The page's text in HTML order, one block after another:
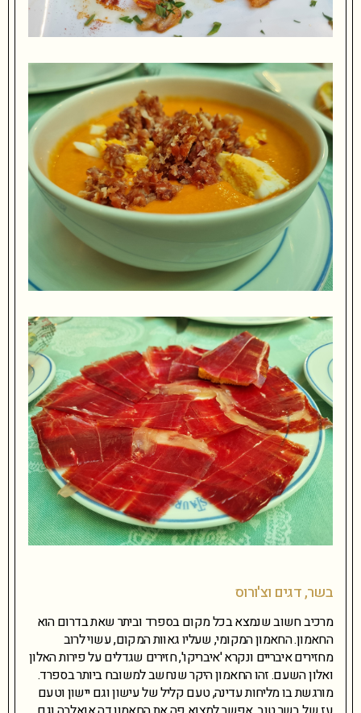
בשר, דגים וצ'ורוס
מרכיב חשוב שנמצא בכל מקום בספרד וביתר שאת בדרום הוא
החאמון. החאמון המקומי, שעליו גאוות המקום, עשוי לרוב
מחזירים איבריים ונקרא 'איבריקו', חזירים שגדלים על פירות האלון
ואלון השעם. זהו החאמון היקר שנחשב למשובח ביותר בספרד.
מורגשת בו מליחות עדינה, טעם קליל של עישון וגם יישון וטעם